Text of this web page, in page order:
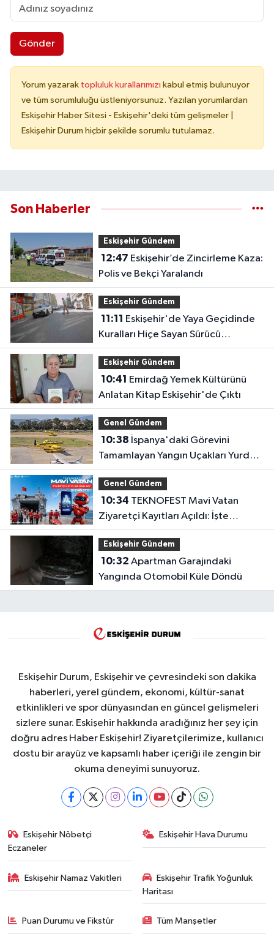
Gönder
Yorum yazarak topluluk kurallarımızı kabul etmiş bulunuyor
ve tüm sorumluluğu üstleniyorsunuz. Yazılan yorumlardan
Eskişehir Haber Sitesi - Eskişehir'deki tüm gelişmeler |
Eskişehir Durum hiçbir şekilde sorumlu tutulamaz.
Son Haberler
Eskişehir Gündem
12:47
Polis ve Bekçi Yaralandı
Eskişehir Gündem
11:11
Kuralları Hiçe Sayan Sürücü
Kameraya Yansıdı
Eskişehir Gündem
10:41
Anlatan Kitap Eskişehir'de Çıktı
Genel Gündem
10:38
Tamamlayan Yangın Uçakları Yurda
Döndü
Genel Gündem
10:34
Ziyaretçi Kayıtları Açıldı: İşte
Detaylar
Eskişehir Gündem
10:32
Yangında Otomobil Küle Döndü
Eskişehir Durum, Eskişehir ve çevresindeki son dakika
haberleri, yerel gündem, ekonomi, kültür-sanat
etkinlikleri ve spor dünyasından en güncel gelişmeleri
sizlere sunar. Eskişehir hakkında aradığınız her şey için
doğru adres Haber Eskişehir! Ziyaretçilerimize, kullanıcı
dostu bir arayüz ve kapsamlı haber içeriği ile zengin bir
okuma deneyimi sunuyoruz.
Eskişehir Nöbetçi
Eczaneler
Eskişehir Hava Durumu
Eskişehir Namaz Vakitleri
Eskişehir Trafik Yoğunluk
Haritası
Puan Durumu ve Fikstür Tüm Manşetler